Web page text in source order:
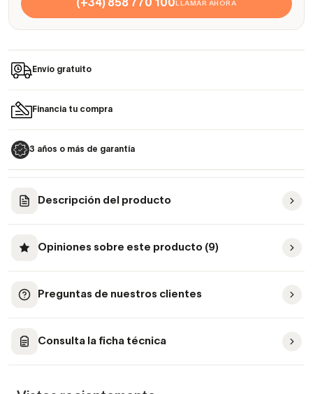
(+34) 858 770 100LLAMAR AHORA
Envío gratuito
Financia tu compra
3 años o más de garantía
Descripción del producto
Opiniones sobre este producto (9)
Preguntas de nuestros clientes
Consulta la ficha técnica